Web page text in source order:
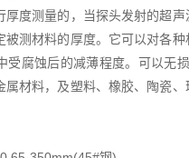
厚度测量的，当探头发射的超
被测材料的厚度。它可以对各
受腐蚀后的减薄程度。可以无
属材料，及塑料、橡胶、陶瓷